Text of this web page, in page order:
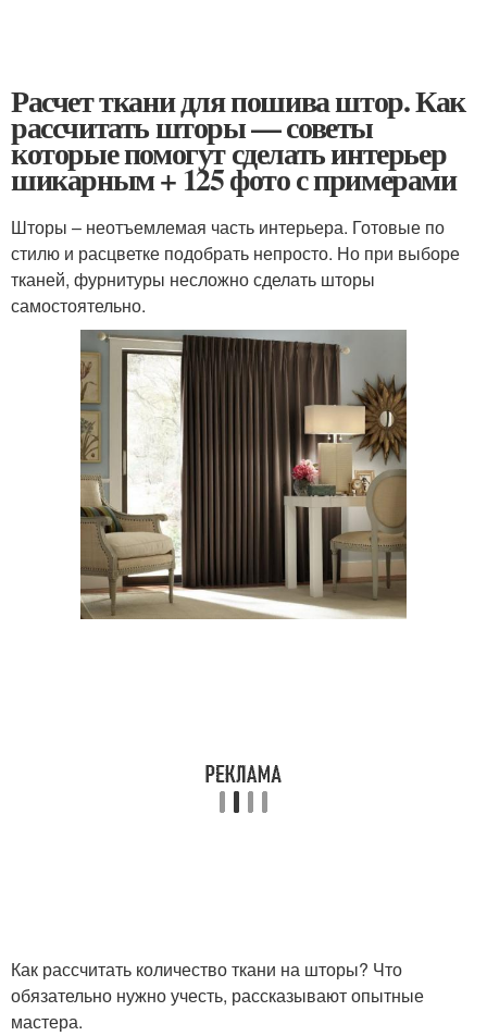
Расчет ткани для пошива штор. Как
рассчитать шторы — советы
которые помогут сделать интерьер
шикарным + 125 фото с примерами
Шторы – неотъемлемая часть интерьера. Готовые по
стилю и расцветке подобрать непросто. Но при выборе
тканей, фурнитуры несложно сделать шторы
самостоятельно.
Как рассчитать количество ткани на шторы? Что
обязательно нужно учесть, рассказывают опытные
мастера.